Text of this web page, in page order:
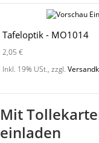
Tafeloptik - MO1014
2,05 €
Inkl. 19% USt.,zzgl.
Mit
einladen